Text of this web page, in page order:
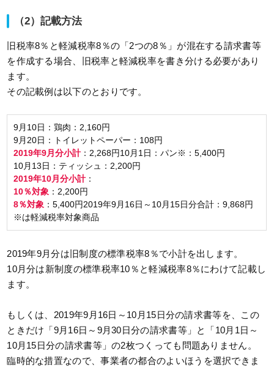
（2）記載方法
旧税率8％と軽減税率8％の「2つの8％」が混在する請求書等
を作成する場合、旧税率と軽減税率を書き分ける必要があり
ます。
その記載例は以下のとおりです。
9月10日：鶏肉：2,160円
9月20日：トイレットペーパー：108円
2019年9月分小計：2,268円10月1日：パン※：5,400円
10月13日：ティッシュ：2,200円
2019年10月分小計：
10％対象 ：2,200円
8％対象 ：5,400円2019年9月16日～10月15日分合計：9,868円
※は軽減税率対象商品
2019年9月分は旧制度の標準税率8％で小計を出します。
10月分は新制度の標準税率10％と軽減税率8％にわけて記載し
ます。
もしくは、2019年9月16日～10月15日分の請求書等を、この
ときだけ「9月16日～9月30日分の請求書等」と「10月1日～
10月15日分の請求書等」の2枚つくっても問題ありません。
臨時的な措置なので、事業者の都合のよいほうを選択できま